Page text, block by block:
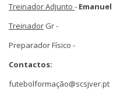
Treinador Adjunto -
Treinador Gr -
Preparador Físico -
Contactos:
futebolformação@scsjver.pt